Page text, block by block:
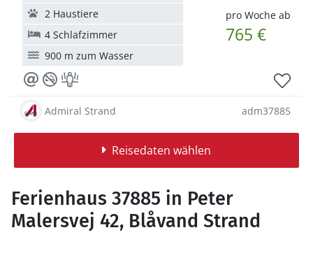
pro Woche ab
765 €
2 Haustiere
4 Schlafzimmer
900 m zum Wasser
Admiral Strand adm37885
Reisedaten wählen
Ferienhaus 37885 in Peter
Malersvej 42, Blåvand Strand